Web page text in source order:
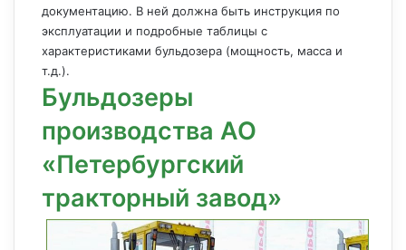
документацию. В ней должна быть инструкция по
эксплуатации и подробные таблицы с
характеристиками бульдозера (мощность, масса и
т.д.).
Бульдозеры
производства АО
«Петербургский
тракторный завод»